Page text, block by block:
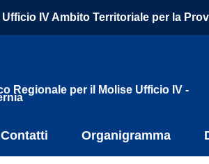
IV Ambito Territoriale per la
Regionale per il Molise Ufficio IV -
Contatti Organigramma